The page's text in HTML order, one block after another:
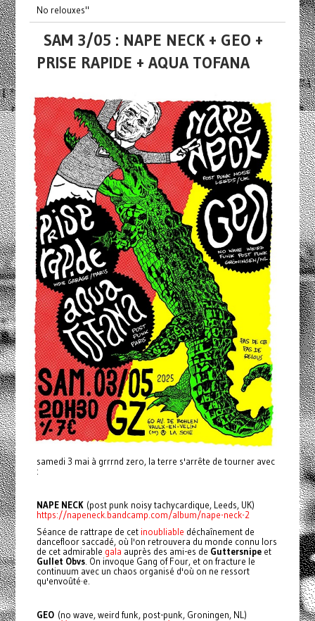
No relouxes"
SAM 3/05 : NAPE NECK + GEO +
PRISE RAPIDE + AQUA TOFANA
samedi 3 mai à grrrnd zero, la terre s'arrête de tourner avec
:
NAPE NECK (post punk noisy tachycardique, Leeds, UK)
https://napeneck.bandcamp.com/album/nape-neck-2
Séance de rattrape de cet inoubliable déchaînement de
dancefloor saccadé, où l'on retrouvera du monde connu lors
de cet admirable gala auprès des ami-es de Guttersnipeet
Gullet Obvs. On invoque Gang of Four, et on fracture le
continuum avec un chaos organisé d'où on ne ressort
qu'envoûté·e.
GEO (no wave, weird funk, post-punk, Groningen, NL)